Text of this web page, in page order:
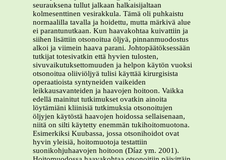
seurauksena tullut jalkaan halkaisijaltaan
kolmesenttinen vesirakkula. Tämä oli puhkaistu
normaalilla tavalla ja hoidettu, mutta märkivä alue
ei parantunutkaan. Kun haavakohtaa kuivattiin ja
siihen lisättiin otsonoitua öljyä, pinnanmuodostus
alkoi ja viimein haava parani. Johtopäätöksessään
tutkijat totesivatkin että hyvien tulosten,
sivuvaikutuksettomuuden ja helpon käytön vuoksi
otsonoitua oliiviöljyä tulisi käyttää kirurgisista
operaatioista syntyneiden vaikeiden
leikkausavanteiden ja haavojen hoitoon. Vaikka
edellä mainitut tutkimukset ovatkin ainoita
löytämiäni kliinisiä tutkimuksia otsonoitujen
öljyjen käytöstä haavojen hoidossa sellaisenaan,
niitä on silti käytetty enemmän tukihoitomuotona.
Esimerkiksi Kuubassa, jossa otsonihoidot ovat
hyvin yleisiä, hoitomuotoja testattiin
suonikohjuhaavojen hoitoon (Díaz ym. 2001).